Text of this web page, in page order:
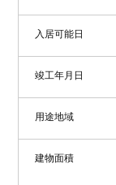
入居可能日
竣工年月日
用途地域
建物面積